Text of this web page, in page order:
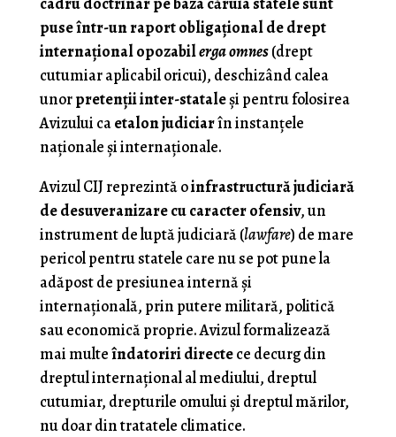
puse într-un raport obligaţional de drept
internaţional opozabilerga omnes(drept
cutumiar aplicabil oricui), deschizând calea
unorpretenţii inter-stataleşi pentru folosirea
Avizului caetalon judiciarîn instanţele
naţionale şi internaţionale.
Avizul CIJ reprezintă oinfrastructură judiciară
de desuveranizare cu caracter ofensiv, un
instrument de luptă judiciară (lawfare) de mare
pericol pentru statele care nu se pot pune la
adăpost de presiunea internă şi
internaţională, prin putere militară, politică
sau economică proprie. Avizul formalizează
mai multeîndatoriri directece decurg din
dreptul internaţional al mediului, dreptul
cutumiar, drepturile omului şi dreptul mărilor,
nu doar din tratatele climatice.